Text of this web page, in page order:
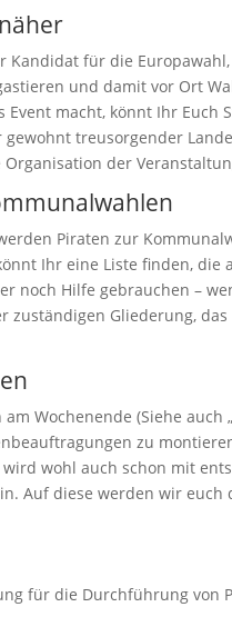
für die
und damit vor Ort
macht, könnt Ihr Euch
treusorgender
der
Piraten zur
Ihr eine Liste finden,
noch Hilfe gebrauchen –
zuständigen Gliederung,
Wochenende (Siehe
zu
wohl auch schon mit
Auf diese werden wir
für die Durchführung von